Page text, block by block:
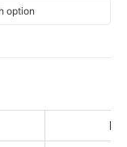
option
sold out soon!
M